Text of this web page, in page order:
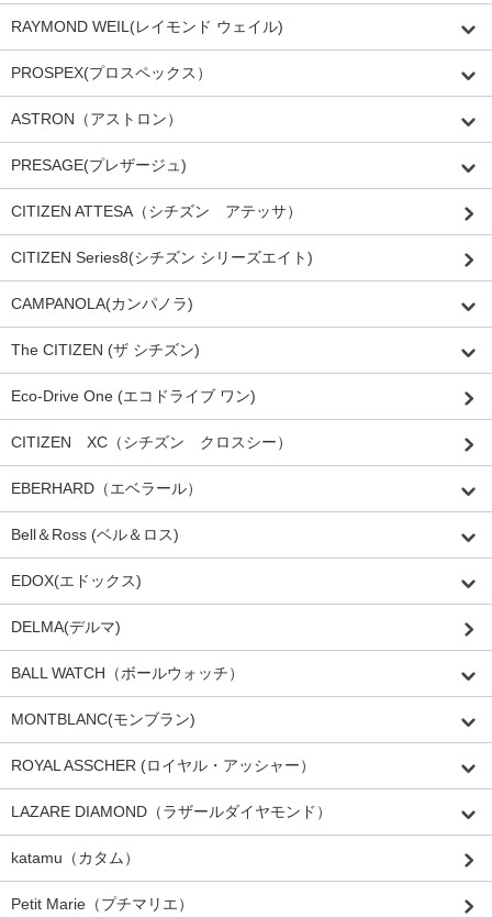
RAYMOND WEIL(レイモンド ウェイル)
PROSPEX(プロスペックス）
ASTRON（アストロン）
PRESAGE(プレザージュ)
CITIZEN ATTESA（シチズン アテッサ）
CITIZEN Series8(シチズン シリーズエイト)
CAMPANOLA(カンパノラ)
The CITIZEN (ザ シチズン)
Eco-Drive One (エコドライブ ワン)
CITIZEN XC（シチズン クロスシー）
EBERHARD（エベラール）
Bell＆Ross (ベル＆ロス)
EDOX(エドックス)
DELMA(デルマ)
BALL WATCH（ボールウォッチ）
MONTBLANC(モンブラン)
ROYAL ASSCHER (ロイヤル・アッシャー）
LAZARE DIAMOND（ラザールダイヤモンド）
katamu（カタム）
Petit Marie（プチマリエ）